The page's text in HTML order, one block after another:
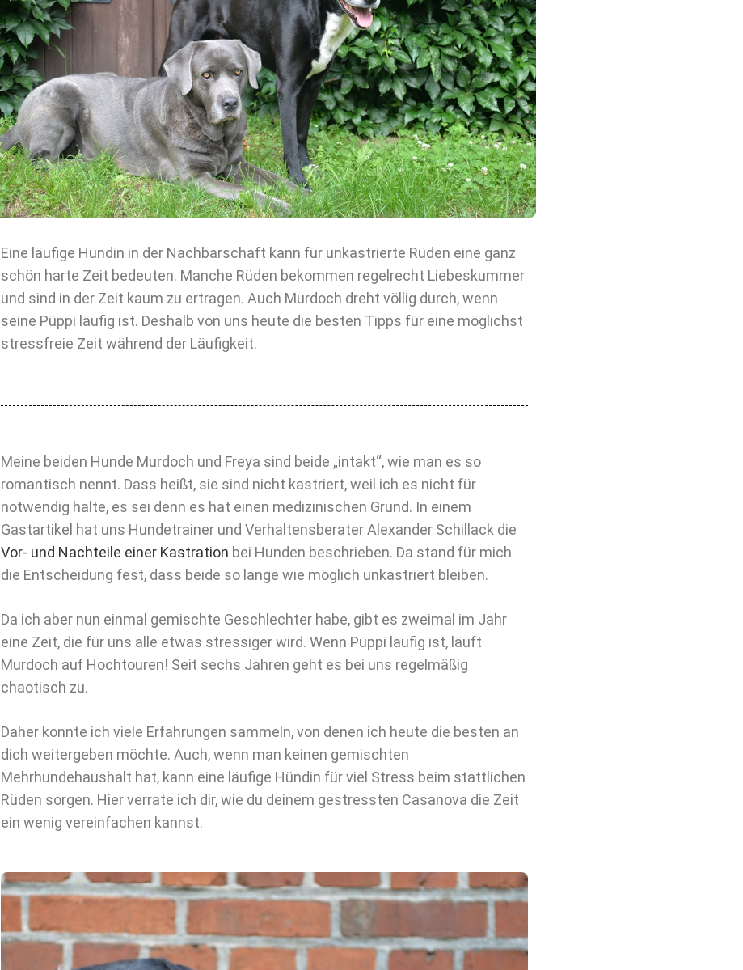
Eine läufige Hündin in der Nachbarschaft kann für unkastrierte Rüden eine ganz
schön harte Zeit bedeuten. Manche Rüden bekommen regelrecht Liebeskummer
und sind in der Zeit kaum zu ertragen. Auch Murdoch dreht völlig durch, wenn
seine Püppi läufig ist. Deshalb von uns heute die besten Tipps für eine möglichst
stressfreie Zeit während der Läufigkeit.
Meine beiden Hunde Murdoch und Freya sind beide „intakt“, wie man es so
romantisch nennt. Dass heißt, sie sind nicht kastriert, weil ich es nicht für
notwendig halte, es sei denn es hat einen medizinischen Grund. In einem
Gastartikel hat uns Hundetrainer und Verhaltensberater Alexander Schillack die
Vor- und Nachteile einer Kastration bei Hunden beschrieben. Da stand für mich
die Entscheidung fest, dass beide so lange wie möglich unkastriert bleiben.
Da ich aber nun einmal gemischte Geschlechter habe, gibt es zweimal im Jahr
eine Zeit, die für uns alle etwas stressiger wird. Wenn Püppi läufig ist, läuft
Murdoch auf Hochtouren! Seit sechs Jahren geht es bei uns regelmäßig
chaotisch zu.
Daher konnte ich viele Erfahrungen sammeln, von denen ich heute die besten an
dich weitergeben möchte. Auch, wenn man keinen gemischten
Mehrhundehaushalt hat, kann eine läufige Hündin für viel Stress beim stattlichen
Rüden sorgen. Hier verrate ich dir, wie du deinem gestressten Casanova die Zeit
ein wenig vereinfachen kannst.